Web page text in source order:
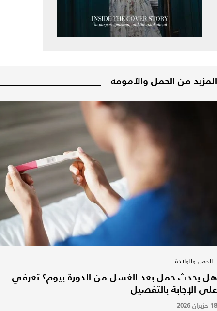
المزيد من الحمل والآمومة
الحمل والولادة
هل يحدث حمل بعد الغسل من الدورة بيوم؟ تعرفي
على الإجابة بالتفصيل
18 حزيران 2026